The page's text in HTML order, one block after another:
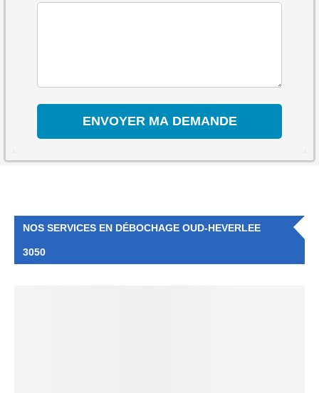
NOS SERVICES EN DÉBOCHAGE OUD-HEVERLEE
3050